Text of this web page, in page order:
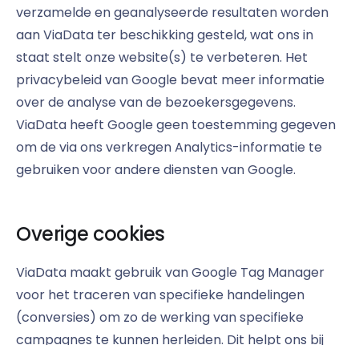
verzamelde en geanalyseerde resultaten worden
aan ViaData ter beschikking gesteld, wat ons in
staat stelt onze website(s) te verbeteren. Het
privacybeleid van Google bevat meer informatie
over de analyse van de bezoekersgegevens.
ViaData heeft Google geen toestemming gegeven
om de via ons verkregen Analytics-informatie te
gebruiken voor andere diensten van Google.
Overige cookies
ViaData maakt gebruik van Google Tag Manager
voor het traceren van specifieke handelingen
(conversies) om zo de werking van specifieke
campagnes te kunnen herleiden. Dit helpt ons bij